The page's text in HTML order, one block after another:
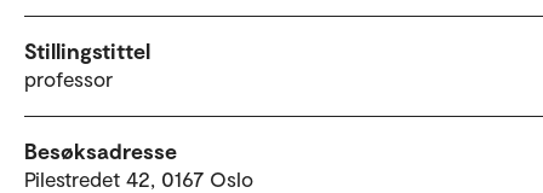
Stillingstittel
professor
Besøksadresse
Pilestredet 42, 0167 Oslo